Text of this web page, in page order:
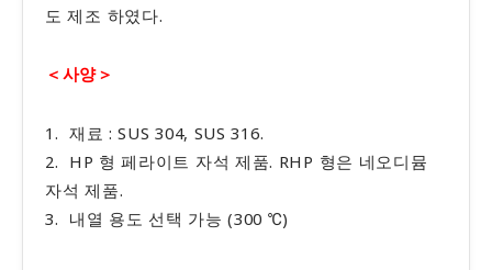
도 제조 하였다.
＜사양＞
1. 재료 : SUS 304, SUS 316.
2. HP 형 페라이트 자석 제품. RHP 형은 네오디뮴
자석 제품.
3. 내열 용도 선택 가능(300 ℃)